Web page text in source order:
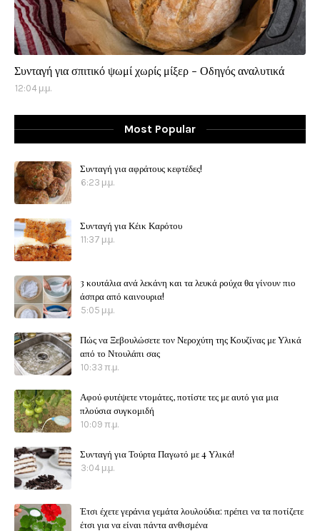
Συνταγή για σπιτικό ψωμί χωρίς μίξερ - Οδηγός αναλυτικά
12:04 μ.μ.
Most Popular
Συνταγή για αφράτους κεφτέδες!
6:23 μ.μ.
Συνταγή για Κέικ Καρότου
11:37 μ.μ.
3 κουτάλια ανά λεκάνη και τα λευκά ρούχα θα γίνουν πιο
άσπρα από καινουρια!
5:05 μ.μ.
Πώς να Ξεβουλώσετε τον Νεροχύτη της Κουζίνας με Υλικά
από το Ντουλάπι σας
10:33 π.μ.
Αφού φυτέψετε ντομάτες, ποτίστε τες με αυτό για μια
πλούσια συγκομιδή
10:09 π.μ.
Συνταγή για Τούρτα Παγωτό με 4 Υλικά!
3:04 μ.μ.
Έτσι έχετε γεράνια γεμάτα λουλούδια: πρέπει να τα ποτίζετε
έτσι για να είναι πάντα ανθισμένα